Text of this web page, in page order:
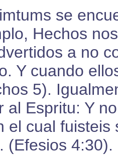
se
Hechos
a no
Y cuando
5).
al Espritu: Y
el cual
(Efesios 4:30).